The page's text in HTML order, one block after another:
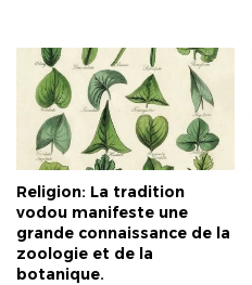
Religion: La tradition
vodou manifeste une
grande connaissance de la
zoologie et de la
botanique.